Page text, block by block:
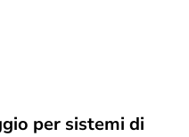
per sistemi di